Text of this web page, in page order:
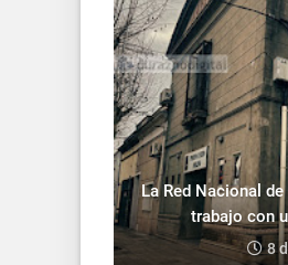
La Red Nacional
trabajo con
8